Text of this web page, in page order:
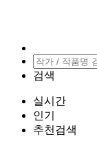
검색
실시간
인기
추천검색